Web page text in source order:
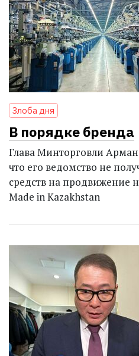
Злоба дня
В порядке бренда
Глава Минторговли
что его ведомство не
средств на продвижение
Made in Kazakhstan